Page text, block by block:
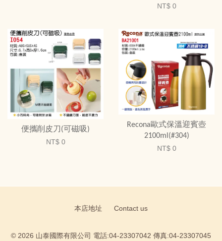
NT$ 0
便攜削皮刀(可磁吸)
NT$ 0
Recona歐式保溫迎賓壺
2100ml(#304)
NT$ 0
本店地址 Contact us
© 2026 山泰國際有限公司 電話:04-23307042 傳真:04-23307045